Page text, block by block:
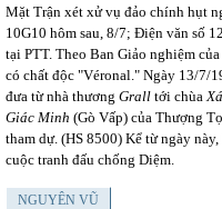
Mặt Trận xét xử vụ đảo chính hụt
10G10 hôm sau, 8/7; Điện văn số
tại PTT. Theo Ban Giảo nghiệm
có chất độc "Véronal." Ngày 13/7/
đưa từ nhà thương Grall tới chùa
Giác Minh (Gò Vấp) của Thượng
tham dự. (HS 8500) Kể từ ngày
cuộc tranh đấu chống Diệm.
NGUYÊN VŨ